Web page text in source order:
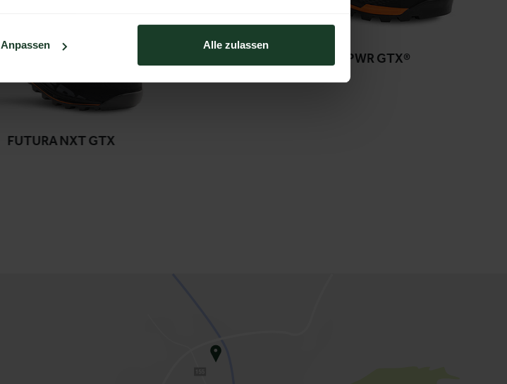
Anpassen Alle zulassen
FUTURA NXT GTX
FUTURA PWR GTX®